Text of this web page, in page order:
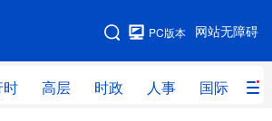
网站无障碍
PC版本
时 高层 时政 人事 国际 财
网站地图